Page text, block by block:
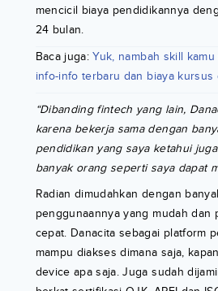
mencicil biaya pendidikannya
24 bulan.
Baca juga:Yuk, nambah skill
info-info terbaru dan biaya
“Dibanding fintech yang lain,
karena bekerja sama dengan
pendidikan yang saya ketahui
banyak orang seperti saya dapat
Radian dimudahkan dengan
penggunaannya yang mudah dan
cepat. Danacita sebagai platform
mampu diakses dimana saja,
device apa saja. Juga sudah